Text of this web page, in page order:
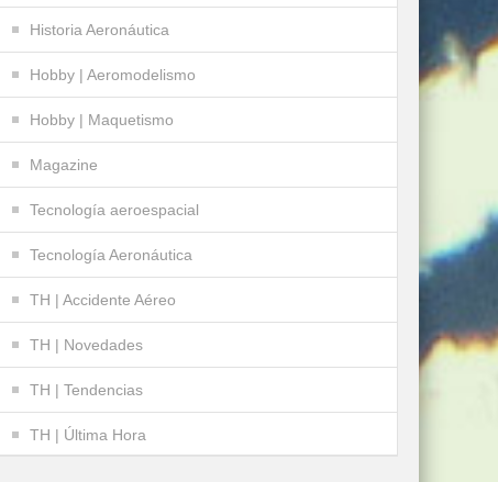
Historia Aeronáutica
Hobby | Aeromodelismo
Hobby | Maquetismo
Magazine
Tecnología aeroespacial
Tecnología Aeronáutica
TH | Accidente Aéreo
TH | Novedades
TH | Tendencias
TH | Última Hora